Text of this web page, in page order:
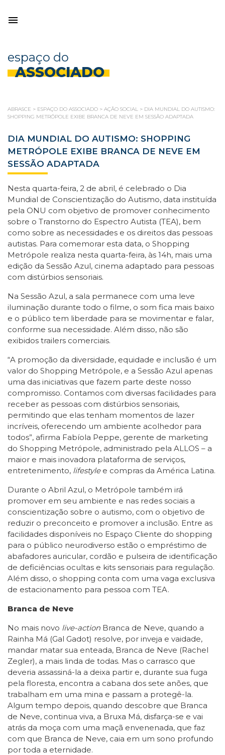
espaço do
ASSOCIADO
ABRASCE > ESPAÇO DO ASSOCIADO > AÇÃO SOCIAL > DIA MUNDIAL DO AUTISMO:
SHOPPING METRÓPOLE EXIBE BRANCA DE NEVE EM SESSÃO ADAPTADA
DIA MUNDIAL DO AUTISMO: SHOPPING
METRÓPOLE EXIBE BRANCA DE NEVE EM
SESSÃO ADAPTADA
Nesta quarta-feira, 2 de abril, é celebrado o Dia
Mundial de Conscientização do Autismo, data instituída
pela ONU com objetivo de promover conhecimento
sobre o Transtorno do Espectro Autista (TEA), bem
como sobre as necessidades e os direitos das pessoas
autistas. Para comemorar esta data, o Shopping
Metrópole realiza nesta quarta-feira, às 14h, mais uma
edição da Sessão Azul, cinema adaptado para pessoas
com distúrbios sensoriais.
Na Sessão Azul, a sala permanece com uma leve
iluminação durante todo o filme, o som fica mais baixo
e o público tem liberdade para se movimentar e falar,
conforme sua necessidade. Além disso, não são
exibidos trailers comerciais.
“A promoção da diversidade, equidade e inclusão é um
valor do Shopping Metrópole, e a Sessão Azul apenas
uma das iniciativas que fazem parte deste nosso
compromisso. Contamos com diversas facilidades para
receber as pessoas com distúrbios sensoriais,
permitindo que elas tenham momentos de lazer
incríveis, oferecendo um ambiente acolhedor para
todos”, afirma Fabíola Peppe, gerente de marketing
do Shopping Metrópole, administrado pela ALLOS – a
maior e mais inovadora plataforma de serviços,
entretenimento, lifestylee compras da América Latina.
Durante o Abril Azul, o Metrópole também irá
promover em seu ambiente e nas redes sociais a
conscientização sobre o autismo, com o objetivo de
reduzir o preconceito e promover a inclusão. Entre as
facilidades disponíveis no Espaço Cliente do shopping
para o público neurodiverso estão o empréstimo de
abafadores auricular, cordão e pulseira de identificação
de deficiências ocultas e kits sensoriais para regulação.
Além disso, o shopping conta com uma vaga exclusiva
de estacionamento para pessoa com TEA.
Branca de Neve
No mais novo live-action Branca de Neve, quando a
Rainha Má (Gal Gadot) resolve, por inveja e vaidade,
mandar matar sua enteada, Branca de Neve (Rachel
Zegler), a mais linda de todas. Mas o carrasco que
deveria assassiná-la a deixa partir e, durante sua fuga
pela floresta, encontra a cabana dos sete anões, que
trabalham em uma mina e passam a protegê-la.
Algum tempo depois, quando descobre que Branca
de Neve, continua viva, a Bruxa Má, disfarça-se e vai
atrás da moça com uma maçã envenenada, que faz
com que Branca de Neve, caia em um sono profundo
por toda a eternidade.